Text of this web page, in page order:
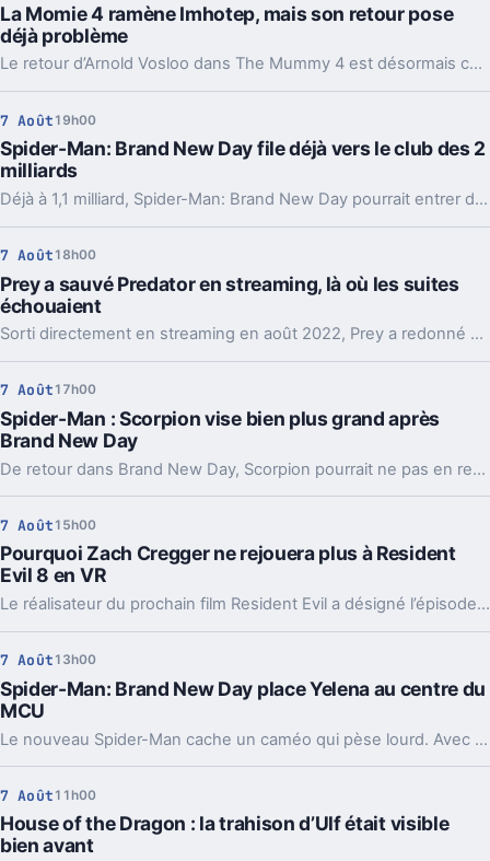
La Momie 4 ramène Imhotep, mais son retour pose
déjà problème
Le retour d’Arnold Vosloo dans The Mummy 4 est désormais confirmé. Bonne nouvelle pour les fans, sauf qu’un détail central reste entier : comment Imhotep revient-il ?
7 Août 19h00
Spider-Man: Brand New Day file déjà vers le club des 2
milliards
Déjà à 1,1 milliard, Spider-Man: Brand New Day pourrait entrer dans le cercle minuscule des films à 2 milliards. Et son calendrier l’aide beaucoup.
7 Août 18h00
Prey a sauvé Predator en streaming, là où les suites
échouaient
Sorti directement en streaming en août 2022, Prey a redonné un cap à Predator. Son idée simple, remonter en 1719, a réveillé une saga à bout de souffle.
7 Août 17h00
Spider-Man : Scorpion vise bien plus grand après
Brand New Day
De retour dans Brand New Day, Scorpion pourrait ne pas en rester là. Michael Mando imagine déjà une trajectoire bien plus sombre pour le vilain du MCU.
7 Août 15h00
Pourquoi Zach Cregger ne rejouera plus à Resident
Evil 8 en VR
Le réalisateur du prochain film Resident Evil a désigné l’épisode le plus terrifiant de la saga. Et la VR a clairement changé la donne.
7 Août 13h00
Spider-Man: Brand New Day place Yelena au centre du
MCU
Le nouveau Spider-Man cache un caméo qui pèse lourd. Avec Yelena Belova, Marvel désigne peut-être enfin son nouveau point d’ancrage.
7 Août 11h00
House of the Dragon : la trahison d’Ulf était visible
bien avant